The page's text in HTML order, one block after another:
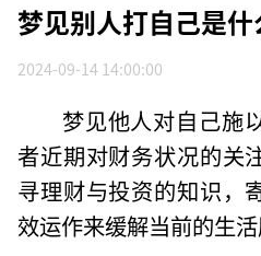
梦见别人打自己是
2024-09-14 14:00:00
梦见他人对自己施
者近期对财务状况的关
寻理财与投资的知识，
效运作来缓解当前的生活